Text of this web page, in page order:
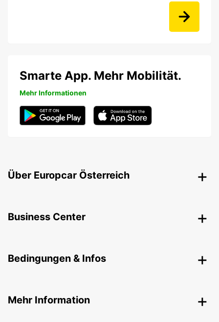
Smarte App. Mehr Mobilität.
Mehr Informationen
Über Europcar Österreich
Business Center
Bedingungen & Infos
Mehr Information